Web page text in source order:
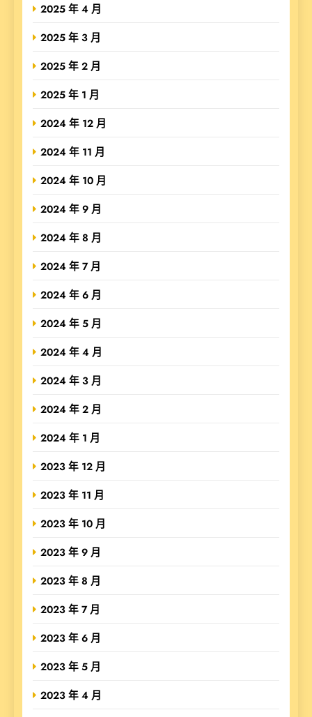
2025 年 4 月
2025 年 3 月
2025 年 2 月
2025 年 1 月
2024 年 12 月
2024 年 11 月
2024 年 10 月
2024 年 9 月
2024 年 8 月
2024 年 7 月
2024 年 6 月
2024 年 5 月
2024 年 4 月
2024 年 3 月
2024 年 2 月
2024 年 1 月
2023 年 12 月
2023 年 11 月
2023 年 10 月
2023 年 9 月
2023 年 8 月
2023 年 7 月
2023 年 6 月
2023 年 5 月
2023 年 4 月